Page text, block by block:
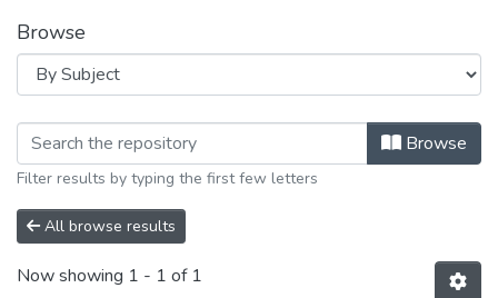
Browse
Browsing Maestría en Diseño yBrowse
Filter results by typing the first few letters
All browse results
Now showing 1 - 1 of 1